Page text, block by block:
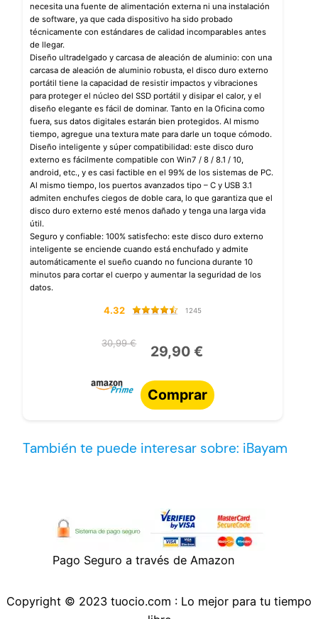
necesita una fuente de alimentación externa ni una instalación
de software, ya que cada dispositivo ha sido probado
técnicamente con estándares de calidad incomparables antes
de llegar.
Diseño ultradelgado y carcasa de aleación de aluminio: con una
carcasa de aleación de aluminio robusta, el disco duro externo
portátil tiene la capacidad de resistir impactos y vibraciones
para proteger el núcleo del SSD portátil y disipar el calor, y el
diseño elegante es fácil de dominar. Tanto en la Oficina como
fuera, sus datos digitales estarán bien protegidos. Al mismo
tiempo, agregue una textura mate para darle un toque cómodo.
Diseño inteligente y súper compatibilidad: este disco duro
externo es fácilmente compatible con Win7 / 8 / 8.1 / 10,
android, etc., y es casi factible en el 99% de los sistemas de PC.
Al mismo tiempo, los puertos avanzados tipo – C y USB 3.1
admiten enchufes ciegos de doble cara, lo que garantiza que el
disco duro externo esté menos dañado y tenga una larga vida
útil.
Seguro y confiable: 100% satisfecho: este disco duro externo
inteligente se enciende cuando está enchufado y admite
automáticamente el sueño cuando no funciona durante 10
minutos para cortar el cuerpo y aumentar la seguridad de los
datos.
4.32 1245
30,99 € 29,90 €
Comprar
También te puede interesar sobre: iBayam
Pago Seguro a través de Amazon
Copyright © 2023 tuocio.com : Lo mejor para tu tiempo